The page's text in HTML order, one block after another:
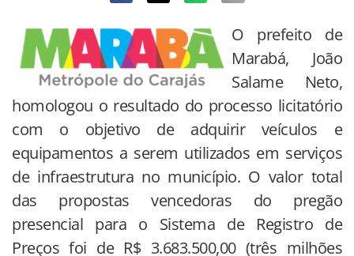
O prefeito de
Marabá, João
Salame Neto,
homologou o resultado do processo licitatório
com o objetivo de adquirir veículos e
equipamentos a serem utilizados em serviços
de infraestrutura no município. O valor total
das propostas vencedoras do pregão
presencial para o Sistema de Registro de
Preços foi de R$ 3.683.500,00 (três milhões